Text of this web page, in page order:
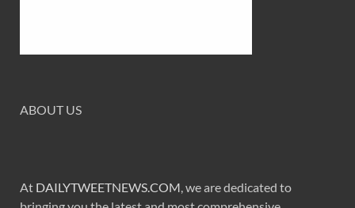
ABOUT US
At DAILYTWEETNEWS.COM, we are dedicated to